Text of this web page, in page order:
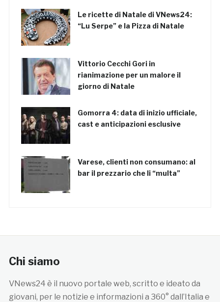
Le ricette di Natale di VNews24:
“Lu Serpe” e la Pizza di Natale
Vittorio Cecchi Gori in
rianimazione per un malore il
giorno di Natale
Gomorra 4: data di inizio ufficiale,
cast e anticipazioni esclusive
Varese, clienti non consumano: al
bar il prezzario che li “multa”
Chi siamo
VNews24 è il nuovo portale web, scritto e ideato da
giovani, per le notizie e informazioni a 360° dall’Italia e